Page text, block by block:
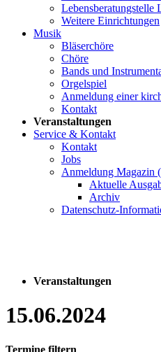
Lebensberatungstelle
Weitere Einrichtungen
Musik
Bläserchöre
Chöre
Bands und
Orgelspiel
Anmeldung einer
Kontakt
Veranstaltungen
Service & Kontakt
Kontakt
Jobs
Anmeldung Magazin
Aktuelle
Archiv
Datenschutz-
Veranstaltungen
15.06.2024
Termine filtern